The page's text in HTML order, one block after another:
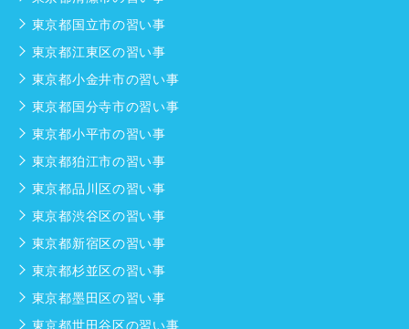
東京都国立市の習い事
東京都江東区の習い事
東京都小金井市の習い事
東京都国分寺市の習い事
東京都小平市の習い事
東京都狛江市の習い事
東京都品川区の習い事
東京都渋谷区の習い事
東京都新宿区の習い事
東京都杉並区の習い事
東京都墨田区の習い事
東京都世田谷区の習い事